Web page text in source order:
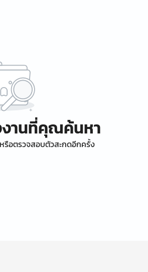
านที่คุณค้นหา
รือตรวจสอบตัวสะกดอีกครั้ง